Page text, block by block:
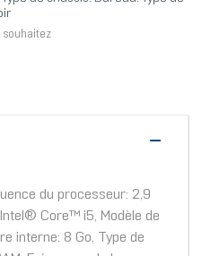
souhaitez
du processeur: 2,9
Core™ i5, Modèle de
interne: 8 Go, Type de